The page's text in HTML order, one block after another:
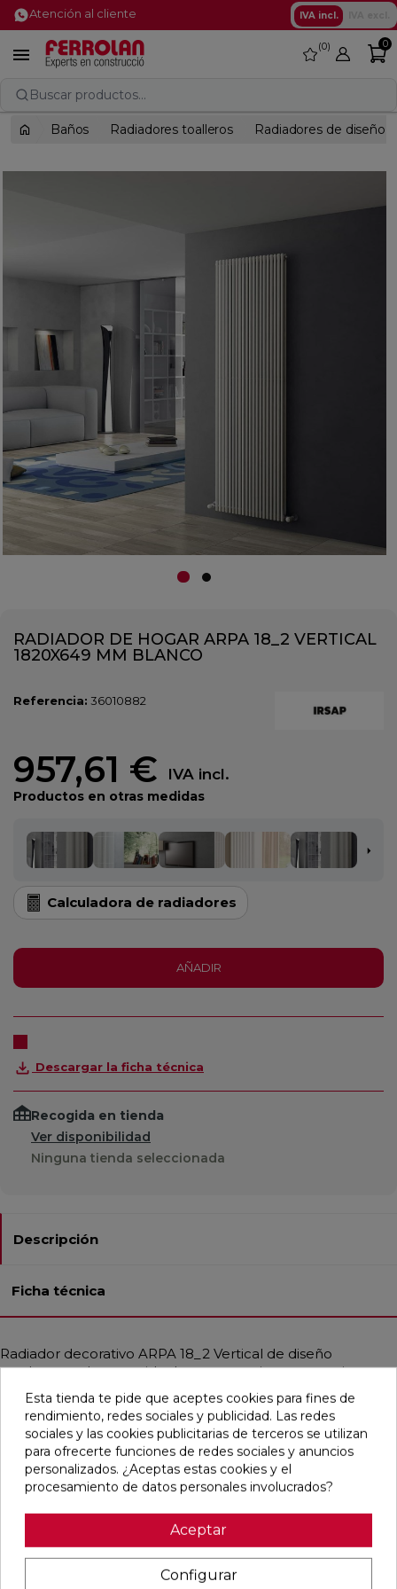
Atención al cliente IVA incl.
 favorite
0 0
Buscar productos...
Baños Radiadores toalleros Radiadores de diseño
RADIADOR DE HOGAR ARPA 18_2 VERTICAL
1820X649 MM BLANCO
Referencia: 36010882
957,61 € IVA incl.
Productos en otras medidas
Calculadora de radiadores
AÑADIR
Descargar la ficha técnica
Recogida en tienda
Ver disponibilidad
Ninguna tienda seleccionada
Descripción
Ficha técnica
Radiador decorativo ARPA 18_2 Vertical de diseño
moderno y elegante, ideal para estancias que requieren
altas potencias térmicas. Fabricado en acero con tubos
verticales de Ø18 mm y colectores de Ø30 mm, ofrece una
estética sobria con gran modularidad. Perfecto para
calderas de condensación y bombas de calor, proporciona
un calor uniforme adaptado a instalaciones de baja
temperatura. Disponible en diferentes medidas, alcanza
potencias de hasta 3708 W. Incluye purgador, tapón ciego
y soportes a juego. Presión máx.: 10 bar. Temp. máx.: 95 °C.
Esta tienda te pide que aceptes cookies para fines de
rendimiento, redes sociales y publicidad. Las redes
sociales y las cookies publicitarias de terceros se utilizan
para ofrecerte funciones de redes sociales y anuncios
personalizados. ¿Aceptas estas cookies y el
procesamiento de datos personales involucrados?
Aceptar
Configurar